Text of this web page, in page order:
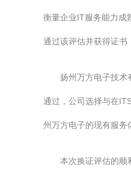
衡量企业IT服务能力成
通过该评估并获得证书
扬州万方电子技术
通过，公司选择与在
州万方电子的现有服务
本次换证评估的顺